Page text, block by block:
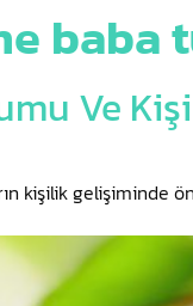
baba
Ve
kişilik gelişiminde